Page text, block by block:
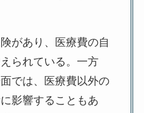
があり、医療費の自
られている。一方
では、医療費以外の
影響することもあ